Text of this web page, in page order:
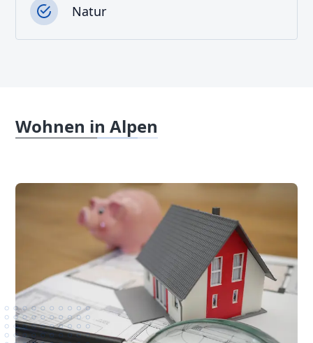
Natur
Wohnen in Alpen